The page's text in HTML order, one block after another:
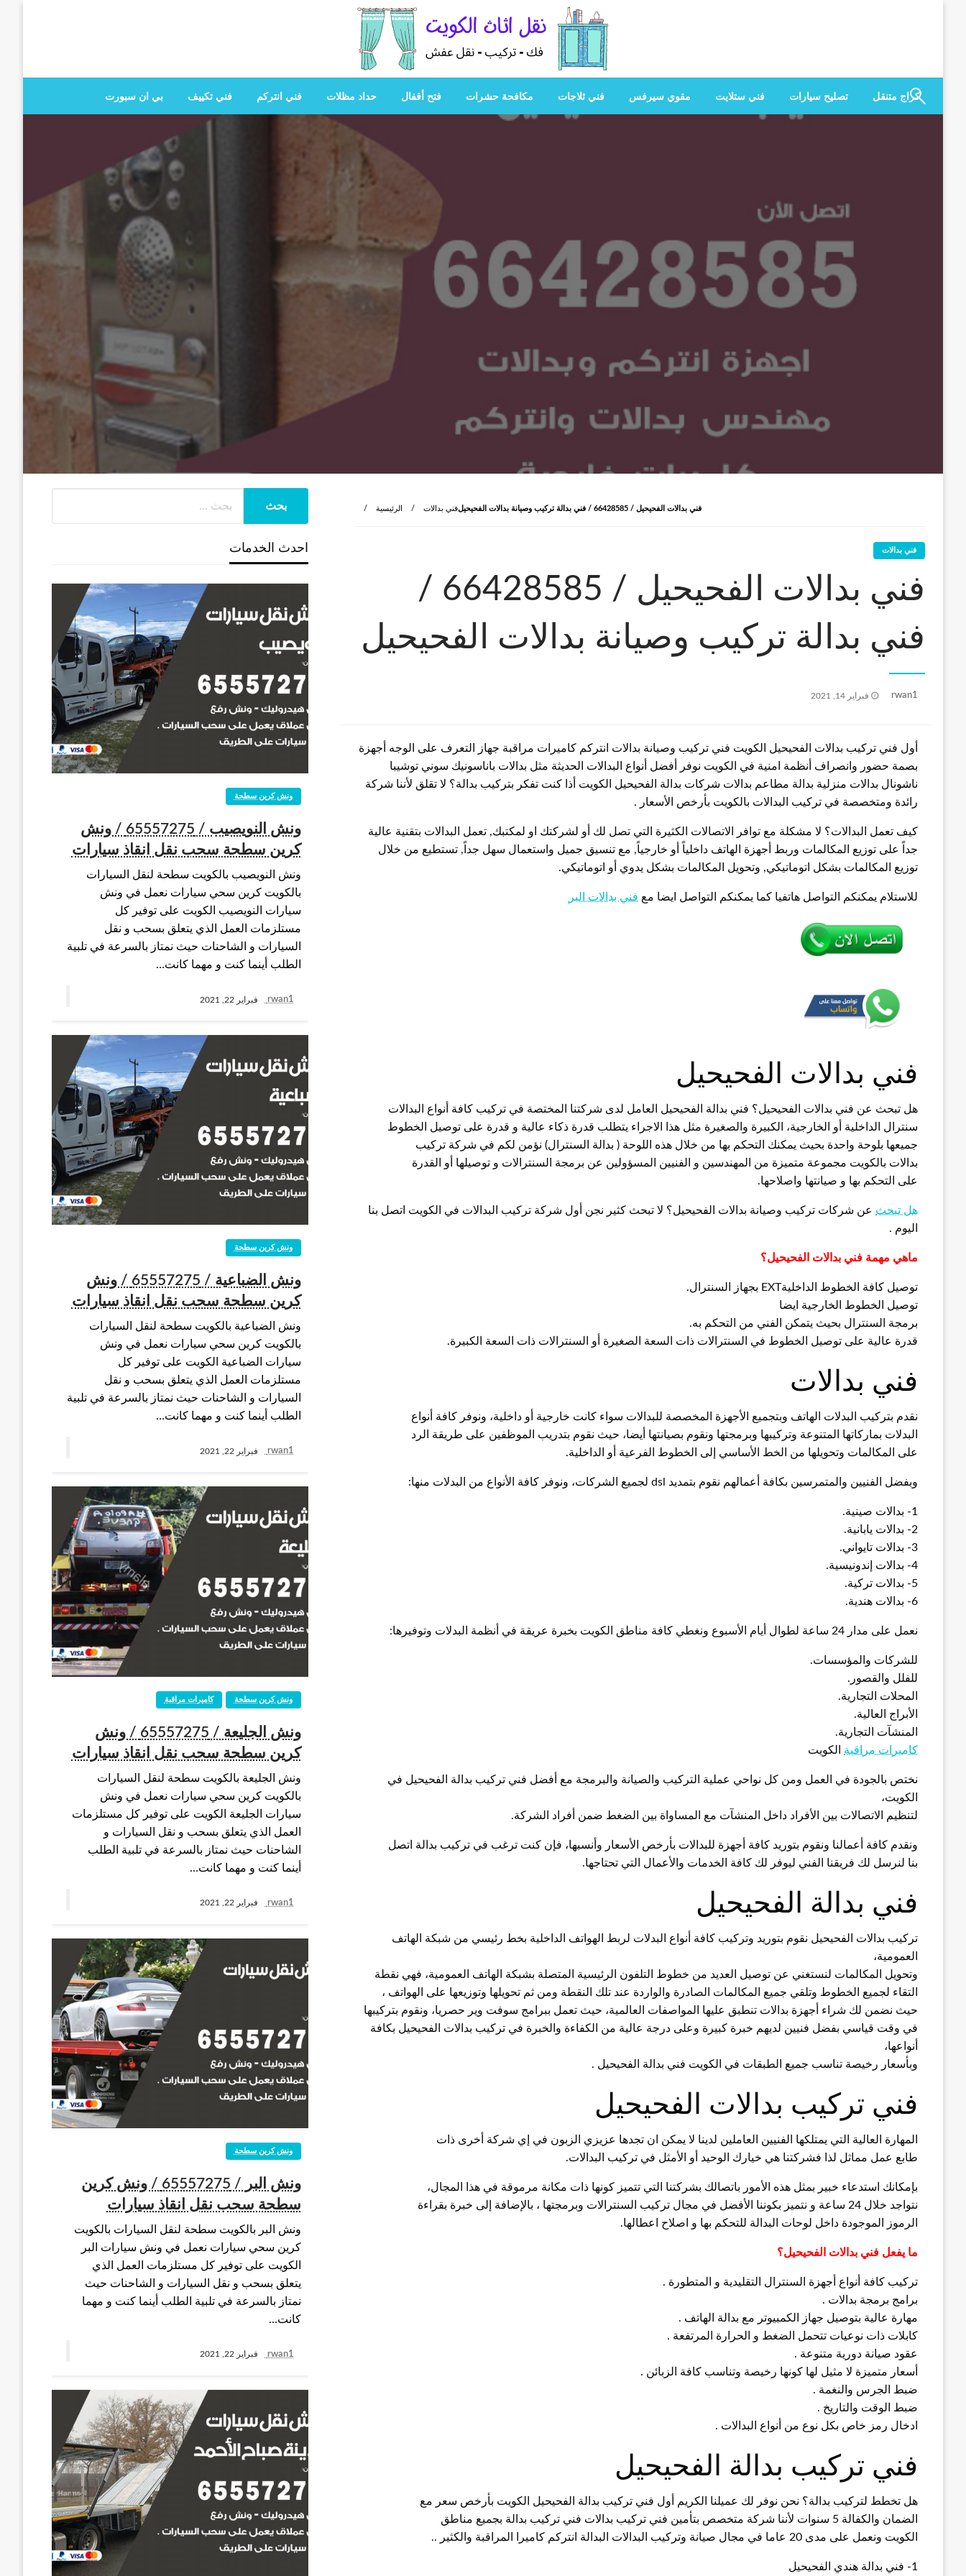
هل تبحث
هل تبحث عن أفضل خدمات بالكويت؟ خدمة فك نقل تركيب صيانة تصليح جميع الخدمات المنزلية في الكويت
كراج متنقل
تصليح سيارات فني ستلايت مقوي سيرفس فني ثلاجات مكافحة حشرات فتح أقفال حداد مظلات فني انتركم فني تكييف بي ان سبورت
الرئيسية فني بدالات فني بدالات الفحيحيل / 66428585 / فني بدالة تركيب وصيانة بدالات الفحيحيل
فني بدالات
فني بدالات الفحيحيل / 66428585 /
فني بدالة تركيب وصيانة بدالات الفحيحيل
rwan1
نُشر
فبراير 14, 2021
أول فني تركيب بدالات الفحيحيل الكويت فني تركيب وصيانة بدالات انتركم كاميرات مراقبة جهاز التعرف على الوجه أجهزة
بصمة حضور وانصراف أنظمة امنية في الكويت نوفر أفضل أنواع البدالات الحديثة مثل بدالات باناسونيك سوني توشيبا
ناشونال بدالات منزلية بدالة مطاعم بدالات شركات بدالة الفحيحيل الكويت أذا كنت تفكر بتركيب بدالة؟ لا تقلق لأننا شركة
رائدة ومتخصصة في تركيب البدالات بالكويت بأرخص الأسعار .
كيف تعمل البدالات؟ لا مشكلة مع توافر الاتصالات الكثيرة التي تصل لك أو لشركتك او لمكتبك, تعمل البدالات بتقنية عالية
جداً على توزيع المكالمات وربط أجهزة الهاتف داخلياً أو خارجياً, مع تنسيق جميل واستعمال سهل جداً, تستطيع من خلال
توزيع المكالمات بشكل اتوماتيكي, وتحويل المكالمات بشكل يدوي أو اتوماتيكي.
للاستلام يمكنكم التواصل هاتفيا كما يمكنكم التواصل ايضا مع فني بدالات البر
فني بدالات الفحيحيل
هل تبحث عن فني بدالات الفحيحيل؟ فني بدالة الفحيحيل العامل لدى شركتنا المختصة في تركيب كافة أنواع البدالات
سنترال الداخلية أو الخارجية، الكبيرة والصغيرة مثل هذا الاجراء يتطلب قدرة ذكاء عالية و قدرة على توصيل الخطوط
جميعها بلوحة واحدة بحيث يمكنك التحكم بها من خلال هذه اللوحة ( بدالة السنترال) نؤمن لكم في شركة تركيب
بدالات بالكويت مجموعة متميزة من المهندسين و الفنيين المسؤولين عن برمجة السنترالات و توصيلها أو القدرة
على التحكم بها و صيانتها واصلاحها.
هل تبحث عن شركات تركيب وصيانة بدالات الفحيحيل؟ لا تبحث كثير نجن أول شركة تركيب البدالات في الكويت اتصل بنا
اليوم .
ماهي مهمة فني بدالات الفحيحيل؟
توصيل كافة الخطوط الداخليةEXT بجهاز السنترال.
توصيل الخطوط الخارجية ايضا
برمجة السنترال بحيث يتمكن الفني من التحكم به.
قدرة عالية على توصيل الخطوط في السنترالات ذات السعة الصغيرة أو السنترالات ذات السعة الكبيرة.
فني بدالات
نقدم بتركيب البدلات الهاتف وبتجميع الأجهزة المخصصة للبدالات سواء كانت خارجية أو داخلية، ونوفر كافة أنواع
البدلات بماركاتها المتنوعة وتركيبها وبرمجتها ونقوم بصيانتها أيضا، حيث نقوم بتدريب الموظفين على طريقة الرد
على المكالمات وتحويلها من الخط الأساسي إلى الخطوط الفرعية أو الداخلية.
وبفضل الفنيين والمتمرسين بكافة أعمالهم نقوم بتمديد dsl لجميع الشركات، ونوفر كافة الأنواع من البدلات منها:
1- بدالات صينية.
2- بدالات يابانية.
3- بدالات تايواني.
4- بدالات إندونيسية.
5- بدالات تركية.
6- بدالات هندية.
نعمل على مدار 24 ساعة لطوال أيام الأسبوع ونغطي كافة مناطق الكويت بخبرة عريقة في أنظمة البدلات وتوفيرها:
للشركات والمؤسسات.
للفلل والقصور.
المحلات التجارية.
الأبراج العالية.
المنشآت التجارية.
كاميرات مراقبة الكويت
نختص بالجودة في العمل ومن كل نواحي عملية التركيب والصيانة والبرمجة مع أفضل فني تركيب بدالة الفحيحيل في
الكويت،
لتنظيم الاتصالات بين الأفراد داخل المنشآت مع المساواة بين الضغط ضمن أفراد الشركة.
ونقدم كافة أعمالنا ونقوم بتوريد كافة أجهزة للبدالات بأرخص الأسعار وأنسبها، فإن كنت ترغب في تركيب بدالة اتصل
بنا لنرسل لك فريقنا الفني ليوفر لك كافة الخدمات والأعمال التي تحتاجها.
فني بدالة الفحيحيل
تركيب بدالات الفحيحيل نقوم بتوريد وتركيب كافة أنواع البدلات لربط الهواتف الداخلية بخط رئيسي من شبكة الهاتف
العمومية،
وتحويل المكالمات لنستغني عن توصيل العديد من خطوط التلفون الرئيسية المتصلة بشبكة الهاتف العمومية، فهي نقطة
التقاء لجميع الخطوط وتلقي جميع المكالمات الصادرة والواردة عند تلك النقطة ومن ثم تحويلها وتوزيعها على الهواتف ،
حيث نضمن لك شراء أجهزة بدالات تنطبق عليها المواصفات العالمية، حيث تعمل ببرامج سوفت وير حصريا، ونقوم بتركيبها
في وقت قياسي بفضل فنيين لديهم خبرة كبيرة وعلى درجة عالية من الكفاءة والخبرة في تركيب بدالات الفحيحيل بكافة
أنواعها،
وبأسعار رخيصة تناسب جميع الطبقات في الكويت فني بدالة الفحيحيل .
فني تركيب بدالات الفحيحيل
المهارة العالية التي يمتلكها الفنيين العاملين لدينا لا يمكن ان تجدها عزيزي الزبون في إي شركة أخرى ذات
طابع عمل مماثل لذا فشركتنا هي خيارك الوحيد أو الأمثل في تركيب البدالات.
بإمكانك استدعاء خبير بمثل هذه الأمور باتصالك بشركتنا التي تتميز كونها ذات مكانة مرموقة في هذا المجال،
نتواجد خلال 24 ساعة و نتميز بكوننا الأفضل في مجال تركيب السنترالات وبرمجتها ، بالإضافة إلى خبرة بقراءة
الرموز الموجودة داخل لوحات البدالة للتحكم بها و اصلاح اعطالها.
ما يفعل فني بدالات الفحيحيل؟
تركيب كافة أنواع أجهزة السنترال التقليدية و المتطورة .
برامج برمجة بدالات .
مهارة عالية بتوصيل جهاز الكمبيوتر مع بدالة الهاتف .
كابلات ذات نوعيات تتحمل الضغط و الحرارة المرتفعة .
عقود صيانة دورية متنوعة .
أسعار متميزة لا مثيل لها كونها رخيصة وتناسب كافة الزبائن .
ضبط الجرس والنغمة .
ضبط الوقت والتاريخ .
ادخال رمز خاص بكل نوع من أنواع البدالات .
فني تركيب بدالة الفحيحيل
هل تخطط لتركيب بدالة؟ نحن نوفر لك عميلنا الكريم أول فني تركيب بدالة الفحيحيل الكويت بأرخص سعر مع
الضمان والكفالة 5 سنوات لأننا شركة متخصص بتأمين فني تركيب بدالات فني تركيب بدالة بجميع مناطق
الكويت ونعمل على مدى 20 عاما في مجال صيانة وتركيب البدالات البدالة انتركم كاميرا المراقبة والكثير ..
1- فني بدالة هندي الفحيحيل
احدث الخدمات
ونش كرين سطحة
ونش النويصيب / 65557275 / ونش
كرين سطحة سحب نقل انقاذ سيارات
ونش النويصيب بالكويت سطحة لنقل السيارات
بالكويت كرين سحي سيارات نعمل في ونش
سيارات النويصيب الكويت على توفير كل
مستلزمات العمل الذي يتعلق بسحب و نقل
السيارات و الشاحنات حيث نمتاز بالسرعة في تلبية
الطلب أينما كنت و مهما كانت…
rwan1 فبراير 22, 2021
ونش كرين سطحة
ونش الضباعية / 65557275 / ونش
كرين سطحة سحب نقل انقاذ سيارات
ونش الضباعية بالكويت سطحة لنقل السيارات
بالكويت كرين سحي سيارات نعمل في ونش
سيارات الضباعية الكويت على توفير كل
مستلزمات العمل الذي يتعلق بسحب و نقل
السيارات و الشاحنات حيث نمتاز بالسرعة في تلبية
الطلب أينما كنت و مهما كانت…
rwan1 فبراير 22, 2021
كاميرات مراقبة ونش كرين سطحة
ونش الجليعة / 65557275 / ونش
كرين سطحة سحب نقل انقاذ سيارات
ونش الجليعة بالكويت سطحة لنقل السيارات
بالكويت كرين سحي سيارات نعمل في ونش
سيارات الجليعة الكويت على توفير كل مستلزمات
العمل الذي يتعلق بسحب و نقل السيارات و
الشاحنات حيث نمتاز بالسرعة في تلبية الطلب
أينما كنت و مهما كانت…
rwan1 فبراير 22, 2021
ونش كرين سطحة
ونش البر / 65557275 / ونش كرين
سطحة سحب نقل انقاذ سيارات
ونش البر بالكويت سطحة لنقل السيارات بالكويت
كرين سحي سيارات نعمل في ونش سيارات البر
الكويت على توفير كل مستلزمات العمل الذي
يتعلق بسحب و نقل السيارات و الشاحنات حيث
نمتاز بالسرعة في تلبية الطلب أينما كنت و مهما
كانت…
rwan1 فبراير 22, 2021